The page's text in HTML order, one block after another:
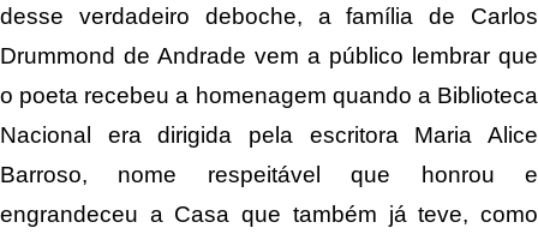
desse verdadeiro deboche, a família de Carlos
Drummond de Andrade vem a público lembrar que
o poeta recebeu a homenagem quando a Biblioteca
Nacional era dirigida pela escritora Maria Alice
Barroso, nome respeitável que honrou e
engrandeceu a Casa que também já teve, como